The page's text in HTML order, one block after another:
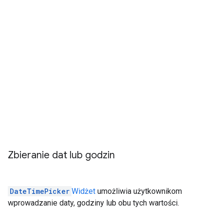
Zbieranie dat lub godzin
DateTimePicker Widżet umożliwia użytkownikom
wprowadzanie daty, godziny lub obu tych wartości.